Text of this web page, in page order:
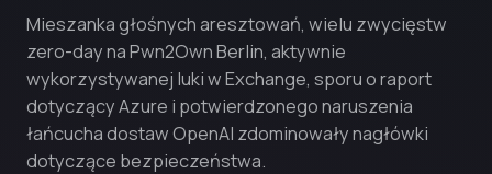
Mieszanka głośnych aresztowań, wielu zwycięstw
zero-day na Pwn2Own Berlin, aktywnie
wykorzystywanej luki w Exchange, sporu o raport
dotyczący Azure i potwierdzonego naruszenia
łańcucha dostaw OpenAI zdominowały nagłówki
dotyczące bezpieczeństwa.